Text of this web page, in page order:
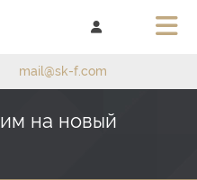
mail@sk-f.com
на новый